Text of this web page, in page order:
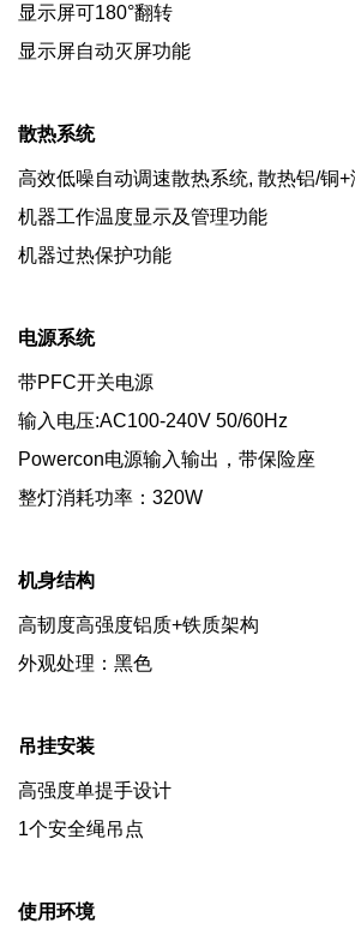
显示屏可180°翻转
显示屏自动灭屏功能
散热系统
高效低噪自动调速散热系统, 散热铝/铜+
机器工作温度显示及管理功能
机器过热保护功能
电源系统
带PFC开关电源
输入电压:AC100-240V 50/60Hz
Powercon电源输入输出，带保险座
整灯消耗功率：320W
机身结构
高韧度高强度铝质+铁质架构
外观处理：黑色
吊挂安装
高强度单提手设计
1个安全绳吊点
使用环境